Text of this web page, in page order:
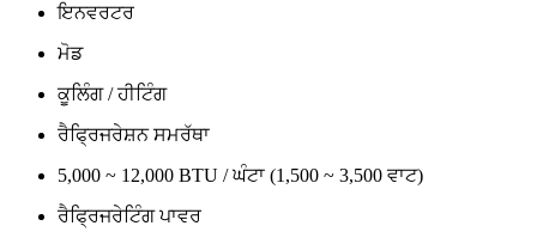
ਇਨਵਰਟਰ
ਮੋਡ
ਕੂਲਿੰਗ / ਹੀਟਿੰਗ
ਰੈਫ੍ਰਿਜਰੇਸ਼ਨ ਸਮਰੱਥਾ
5,000 ~ 12,000 BTU / ਘੰਟਾ (1,500 ~ 3,500 ਵਾਟ)
ਰੈਫ੍ਰਿਜਰੇਟਿੰਗ ਪਾਵਰ